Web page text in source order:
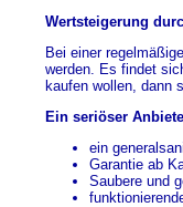
Wertsteigerung
Bei einer
werden. Es findet
kaufen wollen, dann
Ein seriöser
ein
Garantie ab
Saubere und